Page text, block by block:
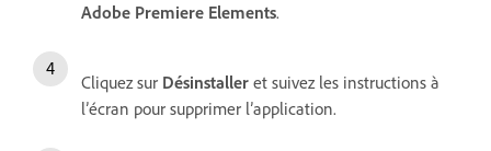
Adobe Premiere Elements.
Cliquez sur Désinstaller et suivez les instructions à
l’écran pour supprimer l’application.